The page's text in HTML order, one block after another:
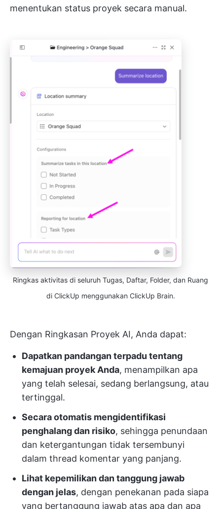
menentukan status proyek secara manual.
Ringkas aktivitas di seluruh Tugas, Daftar, Folder, dan Ruang
di ClickUp menggunakan ClickUp Brain.
Dengan Ringkasan Proyek AI, Anda dapat:
Dapatkan pandangan terpadu tentang
kemajuan proyek Anda, menampilkan apa
yang telah selesai, sedang berlangsung, atau
tertinggal.
Secara otomatis mengidentifikasi
penghalang dan risiko, sehingga penundaan
dan ketergantungan tidak tersembunyi
dalam thread komentar yang panjang.
Lihat kepemilikan dan tanggung jawab
dengan jelas, dengan penekanan pada siapa
yang bertanggung jawab atas apa dan apa